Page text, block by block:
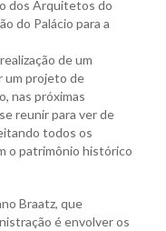
dos Arquitetos do
do Palácio para a
de um
um projeto de
nas próximas
reunir para ver de
todos os
o patrimônio histórico
Braatz, que
é envolver os